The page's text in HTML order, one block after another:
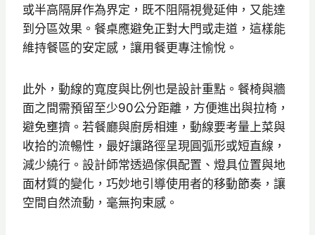
或半高隔屏作為界定，既不阻隔視覺延伸，又能達
到分區效果。餐桌應避免正對大門或走道，這樣能
維持餐區的安定感，讓用餐更專注愉悅。
此外，動線的寬度與比例也是設計重點。餐椅與牆
面之間需預留至少90公分距離，方便進出與拉椅，
避免壅擠。若餐廳與廚房相連，動線要考量上菜與
收拾的流暢性，最好讓路徑呈現圓弧形或短直線，
減少繞行。設計師常透過傢俱配置、燈具位置與地
面材質的變化，巧妙地引導使用者的移動節奏，讓
空間自然流動，毫無拘束感。